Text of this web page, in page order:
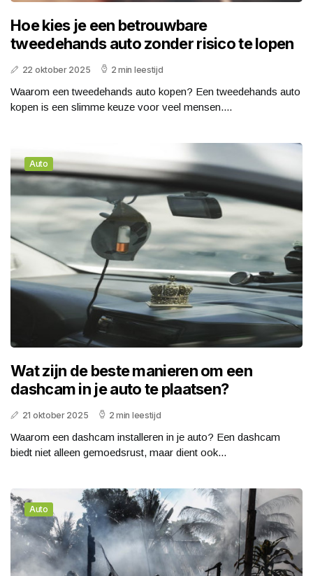
Hoe kies je een betrouwbare
tweedehands auto zonder risico te lopen
22 oktober 2025 2 min leestijd
Waarom een tweedehands auto kopen? Een tweedehands auto
kopen is een slimme keuze voor veel mensen....
Auto
Wat zijn de beste manieren om een
dashcam in je auto te plaatsen?
21 oktober 2025 2 min leestijd
Waarom een dashcam installeren in je auto? Een dashcam
biedt niet alleen gemoedsrust, maar dient ook...
Auto